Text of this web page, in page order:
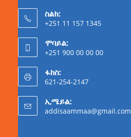
ስልክ:
+251 11 157 1345
ሞባይል:
+251 900 00 00 00
ፋክስ:
621-254-2147
ኢሜይል:
addisaammaa@gmail.com